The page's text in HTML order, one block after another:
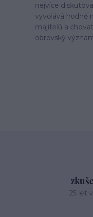
nejvíce
vyvolává hodně
majitelů a
obrovský
25 let